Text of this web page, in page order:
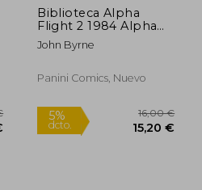
Biblioteca Alpha
Flight 2 1984 Alpha
Flight 7-12 usa
John Byrne
Panini Comics, Nuevo